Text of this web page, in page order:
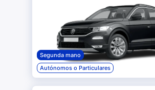
Segunda mano
Autónomos o Particulares